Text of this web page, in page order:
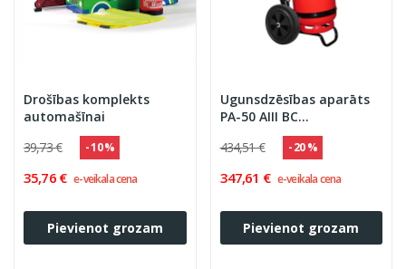
Drošības komplekts
automašīnai
39,73 €
- 10 %
35,76 € e-veikala cena
Pievienot grozam
Ugunsdzēsības aparāts
PA-50 AIII BC
''OGNIOCHRON''
434,51 € - 20 %
347,61 € e-veikala cena
Pievienot grozam